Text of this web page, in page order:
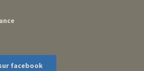
facebook